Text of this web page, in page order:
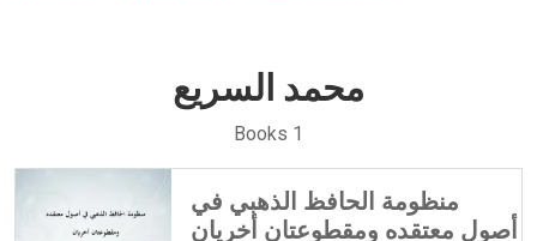
محمد السريع
Books 1
منظومة الحافظ الذهبي في
أصول معتقده ومقطوعتان أخريان